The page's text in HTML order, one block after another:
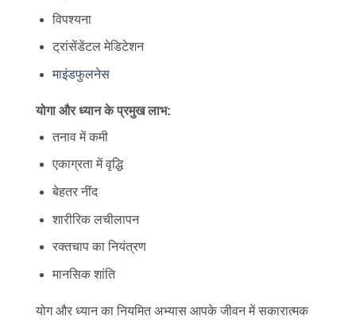
विपश्यना
ट्रांसेंडेंटल मेडिटेशन
माइंडफुलनेस
योगा और ध्यान के प्रमुख लाभ:
तनाव में कमी
एकाग्रता में वृद्धि
बेहतर नींद
शारीरिक लचीलापन
रक्तचाप का नियंत्रण
मानसिक शांति
योग और ध्यान का नियमित अभ्यास आपके जीवन में सकारात्मक